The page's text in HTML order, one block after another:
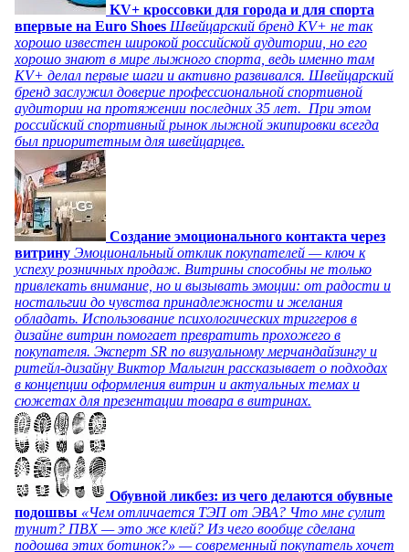
KV+ кроссовки для города и для спорта
впервые на Euro Shoes Швейцарский бренд KV+ не так
хорошо известен широкой российской аудитории, но его
хорошо знают в мире лыжного спорта, ведь именно там
KV+ делал первые шаги и активно развивался. Швейцарский
бренд заслужил доверие профессиональной спортивной
аудитории на протяжении последних 35 лет. При этом
российский спортивный рынок лыжной экипировки всегда
был приоритетным для швейцарцев.
Создание эмоционального контакта через
витрину Эмоциональный отклик покупателей — ключ к
успеху розничных продаж. Витрины способны не только
привлекать внимание, но и вызывать эмоции: от радости и
ностальгии до чувства принадлежности и желания
обладать. Использование психологических триггеров в
дизайне витрин помогает превратить прохожего в
покупателя. Эксперт SR по визуальному мерчандайзингу и
ритейл-дизайну Виктор Малыгин рассказывает о подходах
в концепции оформления витрин и актуальных темах и
сюжетах для презентации товара в витринах.
Обувной ликбез: из чего делаются обувные
подошвы «Чем отличается ТЭП от ЭВА? Что мне сулит
тунит? ПВХ — это же клей? Из чего вообще сделана
подошва этих ботинок?» — современный покупатель хочет